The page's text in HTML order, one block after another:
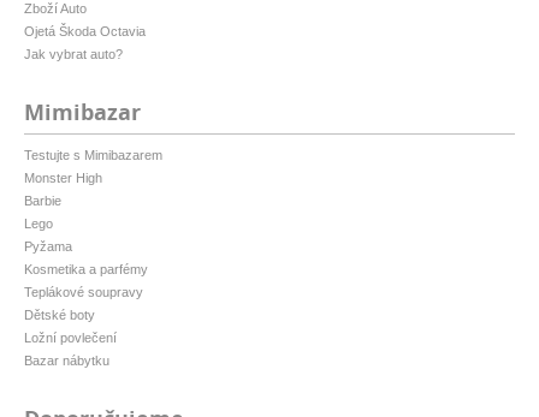
Zboží Auto
Ojetá Škoda Octavia
Jak vybrat auto?
Mimibazar
Testujte s Mimibazarem
Monster High
Barbie
Lego
Pyžama
Kosmetika a parfémy
Teplákové soupravy
Dětské boty
Ložní povlečení
Bazar nábytku